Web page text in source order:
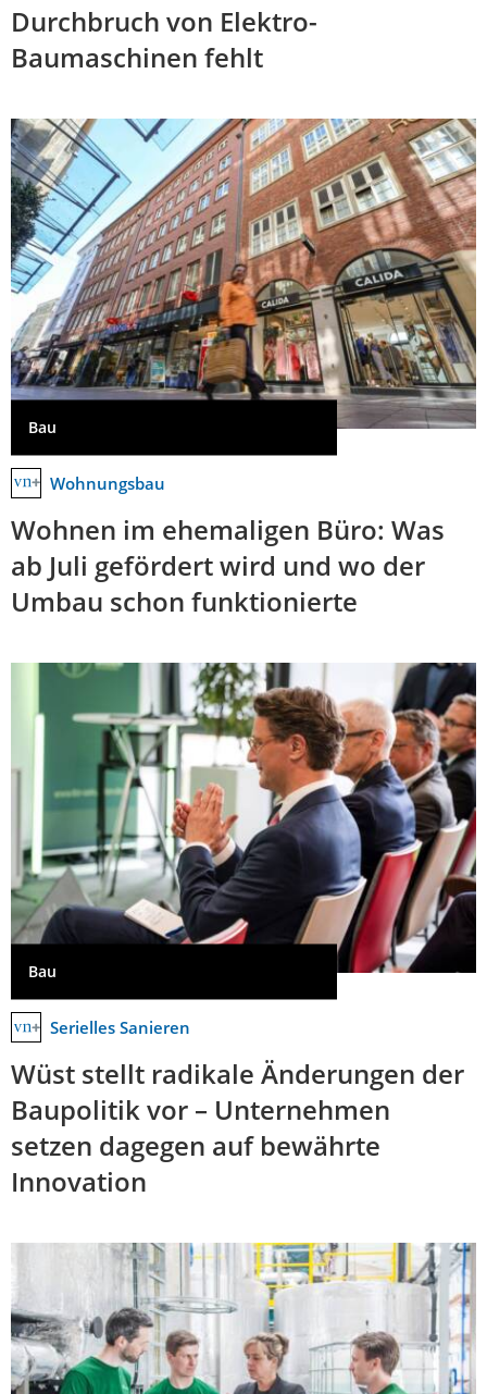
Durchbruch von Elektro-
Baumaschinen fehlt
Bau
Wohnungsbau
Wohnen im ehemaligen Büro: Was
ab Juli gefördert wird und wo der
Umbau schon funktionierte
Bau
Serielles Sanieren
Wüst stellt radikale Änderungen der
Baupolitik vor – Unternehmen
setzen dagegen auf bewährte
Innovation